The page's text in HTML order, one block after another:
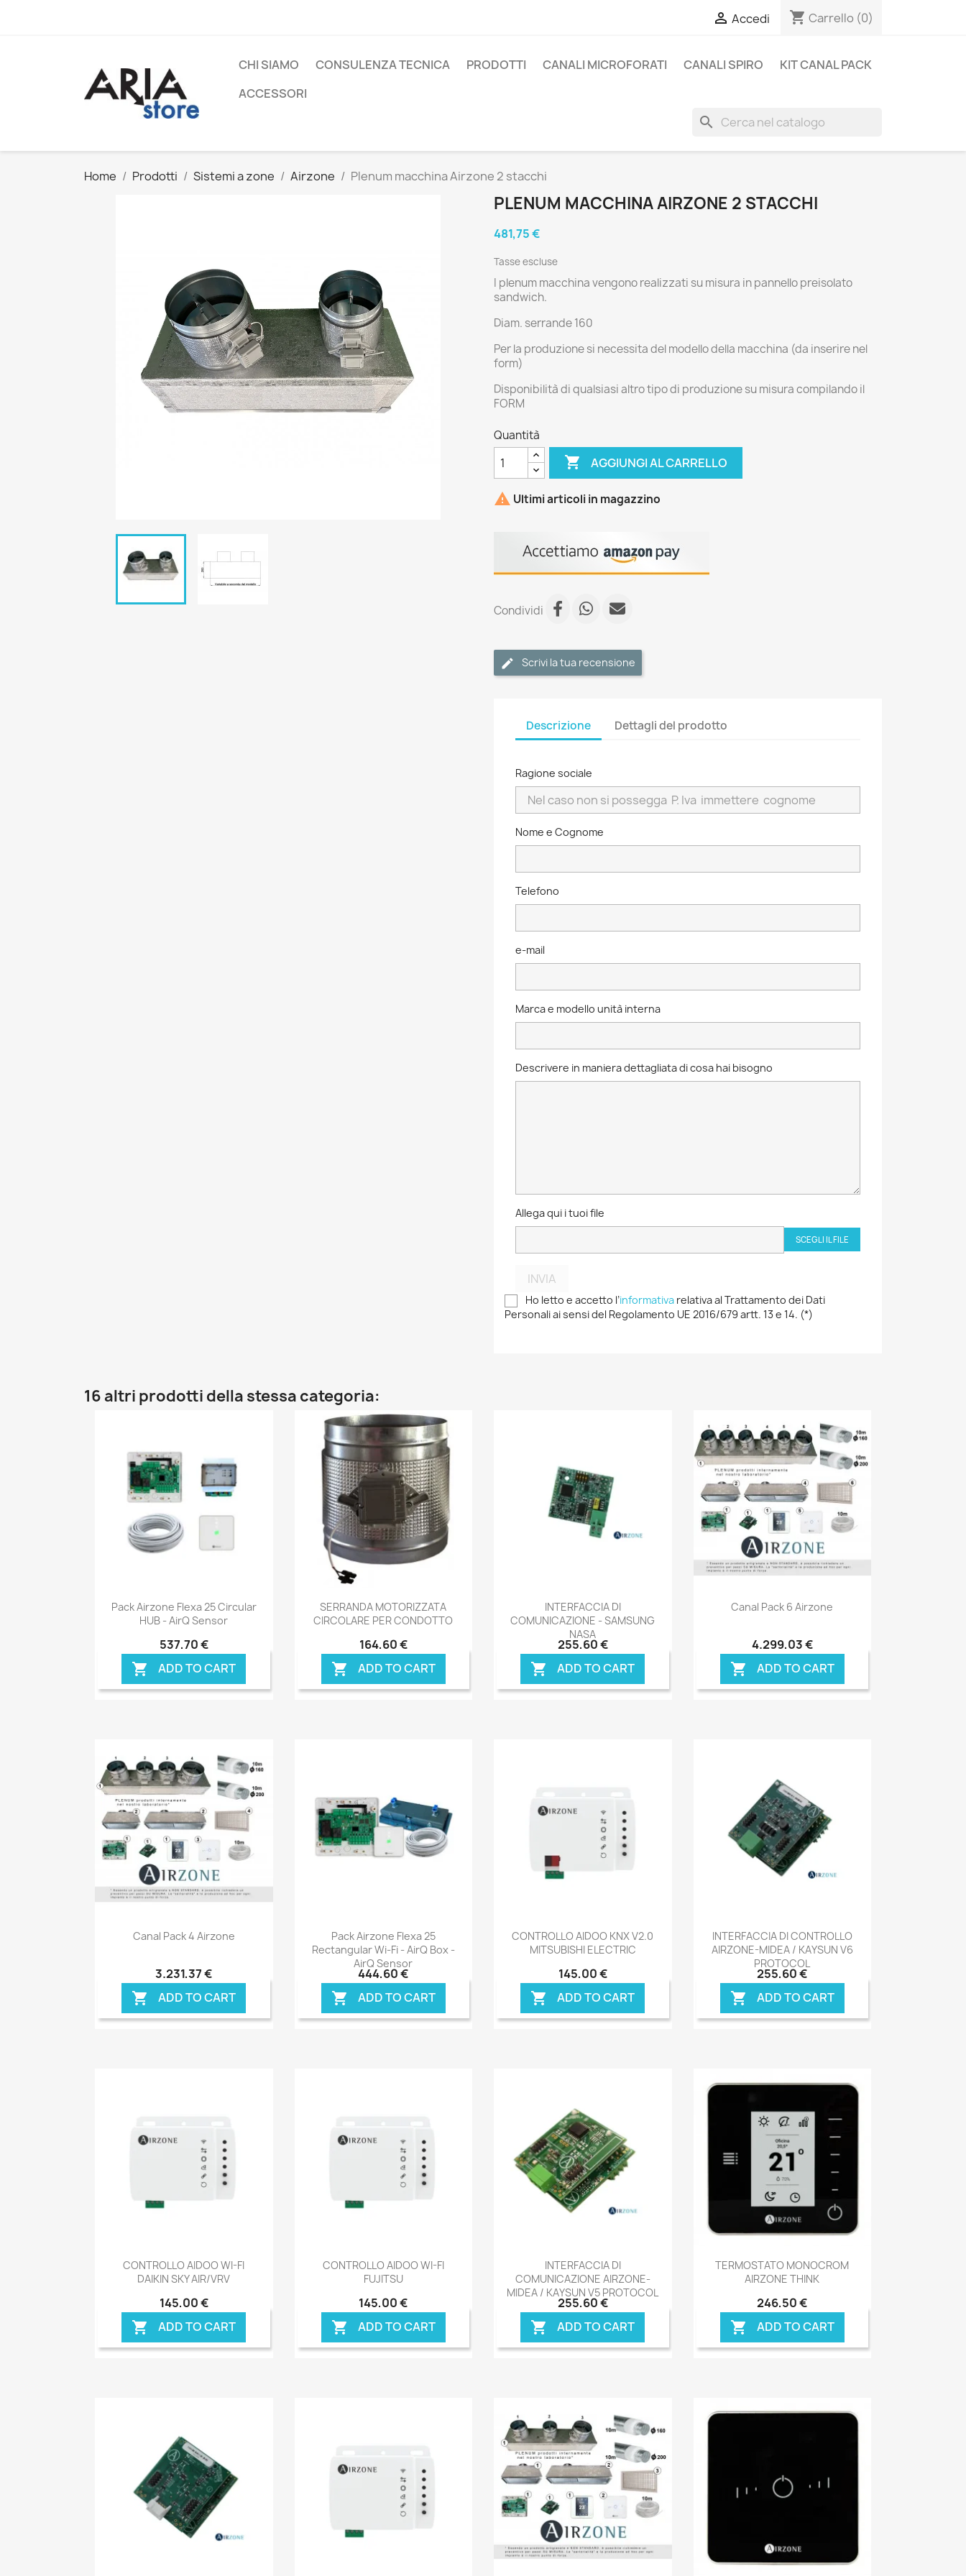
 Accedi shopping_cart Carrello (0)
CHI SIAMO CONSULENZA TECNICA PRODOTTI CANALI MICROFORATI CANALI SPIRO
KIT CANAL PACK
ACCESSORI
search
Home Prodotti Sistemi a zone Airzone Plenum macchina Airzone 2 stacchi
PLENUM MACCHINA AIRZONE 2 STACCHI
481,75 €
Tasse escluse
I plenum macchina vengono realizzati su misura in pannello preisolato
sandwich.
Diam. serrande 160
Per la produzione si necessita del modello della macchina (da inserire nel
form)
Disponibilità di qualsiasi altro tipo di produzione su misura compilando il
FORM
Quantità
 AGGIUNGI AL CARRELLO
 Ultimi articoli in magazzino
Condividi
Scrivi la tua recensione
Descrizione Dettagli del prodotto
Ragione sociale
Nome e Cognome
Telefono
e-mail
Marca e modello unità interna
Descrivere in maniera dettagliata di cosa hai bisogno
Allega qui i tuoi file
SCEGLI IL FILE
INVIA
Ho letto e accetto l’informativa relativa al Trattamento dei Dati
Personali ai sensi del Regolamento UE 2016/679 artt. 13 e 14. (*)
16 altri prodotti della stessa categoria:
Anteprima
Pack Airzone Flexa 25 Circular
HUB - AirQ Sensor
537,70 €
 ADD TO CART
Anteprima
SERRANDA MOTORIZZATA
CIRCOLARE PER CONDOTTO
164,60 €
 ADD TO CART
Anteprima
INTERFACCIA DI
COMUNICAZIONE - SAMSUNG
NASA
255,60 €
 ADD TO CART
 Anteprima
Canal Pack 6 Airzone
4.299,03 €
 ADD TO CART
 Anteprima
Canal Pack 4 Airzone
3.231,37 €
 ADD TO CART
Anteprima
Pack Airzone Flexa 25
Rectangular Wi-Fi - AirQ Box -
AirQ Sensor
444,60 €
 ADD TO CART
 Anteprima
CONTROLLO AIDOO KNX V2.0
MITSUBISHI ELECTRIC
145,00 €
 ADD TO CART
Anteprima
INTERFACCIA DI CONTROLLO
AIRZONE-MIDEA / KAYSUN V6
PROTOCOL
255,60 €
 ADD TO CART
Anteprima
CONTROLLO AIDOO WI-FI
DAIKIN SKY AIR/VRV
145,00 €
 ADD TO CART
Anteprima
CONTROLLO AIDOO WI-FI
FUJITSU
145,00 €
 ADD TO CART
Anteprima
INTERFACCIA DI
COMUNICAZIONE AIRZONE-
MIDEA / KAYSUN V5 PROTOCOL
255,60 €
 ADD TO CART
Anteprima
TERMOSTATO MONOCROM
AIRZONE THINK
246,50 €
 ADD TO CART